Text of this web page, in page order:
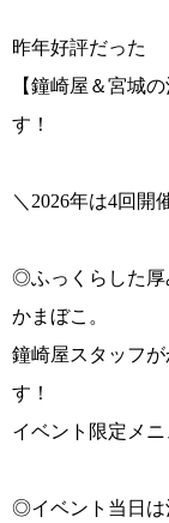
昨年好評だった
【鐘崎屋＆宮城
す！
＼2026年は4回開
◎ふっくらした厚
かまぼこ。
鐘崎屋スタッフ
す！
イベント限定メ
◎イベント当日は